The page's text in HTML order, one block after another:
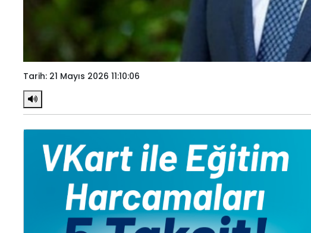
Tarih: 21 Mayıs 2026 11:10:06